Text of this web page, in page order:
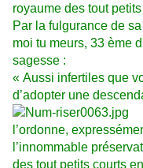
royaume des tout
Par la fulgurance de
moi tu meurs, 33 ème
sagesse :
« Aussi infertiles que
d’adopter une
l’ordonne,
l’innommable
des tout petits courts